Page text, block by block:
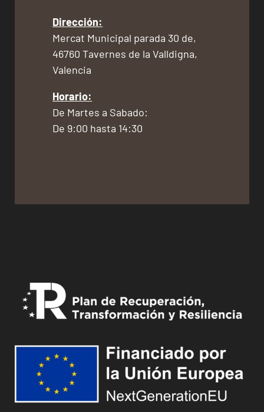
Dirección:
Mercat Municipal parada 30 de,
46760 Tavernes de la Valldigna,
Valencia
Horario:
De Martes a Sabado:
De 9:00 hasta 14:30